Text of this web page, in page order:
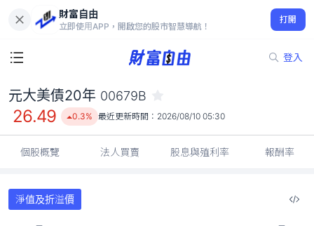
財富自由
立即使用APP，開啟您的股市智慧導航！
打開
登入
26.49
0.3%
元大美債20年 00679B
26.49 0.3% 最近更新時間： 2026/08/10 05:30
個股概覽 法人買賣 股息與殖利率 報酬率
淨值及折溢價